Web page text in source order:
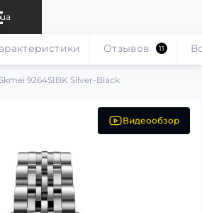
ua
Skmei 9264SIBK Silver-Black
Отзывов 11
Видеообзор